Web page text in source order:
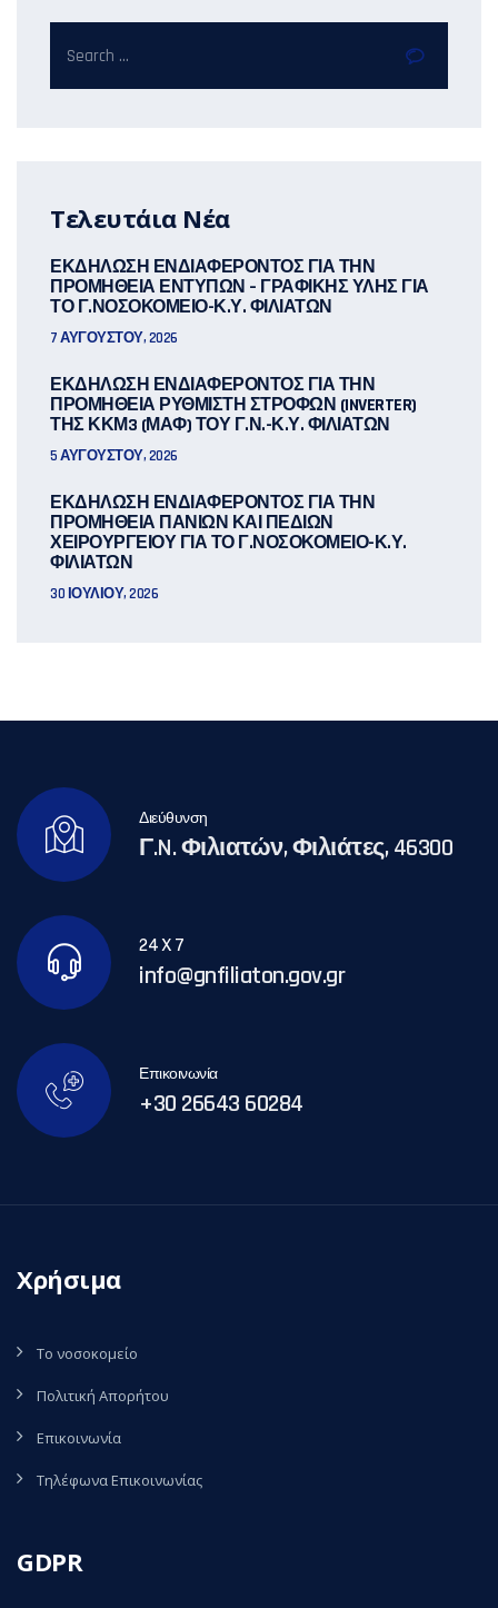
Τελευτάια Νέα
ΕΚΔΗΛΩΣΗ ΕΝΔΙΑΦΕΡΟΝΤΟΣ ΓΙΑ ΤΗΝ
ΠΡΟΜΗΘΕΙΑ ΕΝΤΥΠΩΝ – ΓΡΑΦΙΚΗΣ ΥΛΗΣ ΓΙΑ
ΤΟ Γ.ΝΟΣΟΚΟΜΕΙΟ-Κ.Υ. ΦΙΛΙΑΤΩΝ
7 ΑΥΓΟΎΣΤΟΥ, 2026
ΕΚΔΗΛΩΣΗ ΕΝΔΙΑΦΕΡΟΝΤΟΣ ΓΙΑ ΤΗΝ
ΠΡΟΜΗΘΕΙΑ ΡΥΘΜΙΣΤΗ ΣΤΡΟΦΩΝ (INVERTER)
ΤΗΣ ΚΚΜ3 (ΜΑΦ) ΤΟΥ Γ.Ν.-Κ.Υ. ΦΙΛΙΑΤΩΝ
5 ΑΥΓΟΎΣΤΟΥ, 2026
ΕΚΔΗΛΩΣΗ ΕΝΔΙΑΦΕΡΟΝΤΟΣ ΓΙΑ ΤΗΝ
ΠΡΟΜΗΘΕΙΑ ΠΑΝΙΩΝ ΚΑΙ ΠΕΔΙΩΝ
ΧΕΙΡΟΥΡΓΕΙΟΥ ΓΙΑ ΤΟ Γ.ΝΟΣΟΚΟΜΕΙΟ-Κ.Υ.
ΦΙΛΙΑΤΩΝ
30 ΙΟΥΛΊΟΥ, 2026
Διεύθυνση
Γ.N. Φιλιατών, Φιλιάτες, 46300
24 X 7
info@gnfiliaton.gov.gr
Επικοινωνία
+30 26643 60284
Χρήσιμα
Το νοσοκομείο
Πολιτική Απορήτου
Επικοινωνία
Τηλέφωνα Επικοινωνίας
GDPR